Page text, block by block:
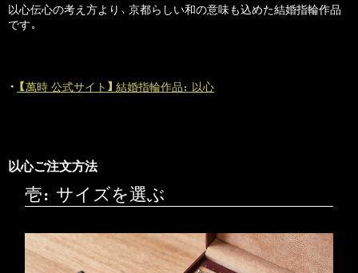
以心伝心の考え方より、京都らしい和の意味も込めた結婚指輪作品
です。
・ 【萬時 公式サイト】結婚指輪作品：以心
以心ご注文方法
壱：サイズを選ぶ